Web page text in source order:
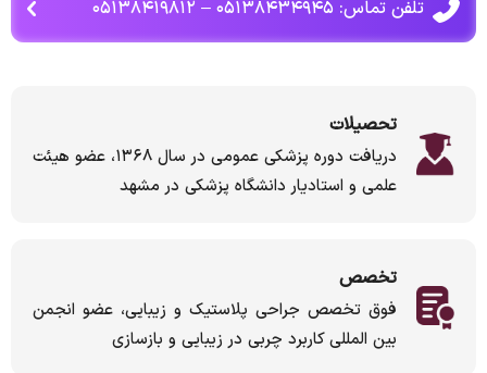
تلفن تماس: ۰۵۱۳۸۴۳۴۹۴۵ – ۰۵۱۳۸۴۱۹۸۱۲
تحصیلات
دریافت دوره پزشکی عمومی در سال ۱۳۶۸، عضو هیئت
علمی و استادیار دانشگاه پزشکی در مشهد
تخصص
فوق تخصص جراحی پلاستیک و زیبایی، عضو انجمن
بین المللی کاربرد چربی در زیبایی و بازسازی